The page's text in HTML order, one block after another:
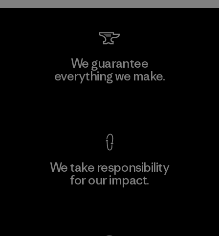
We guarantee
everything we make.
We take responsibility
for our impact.